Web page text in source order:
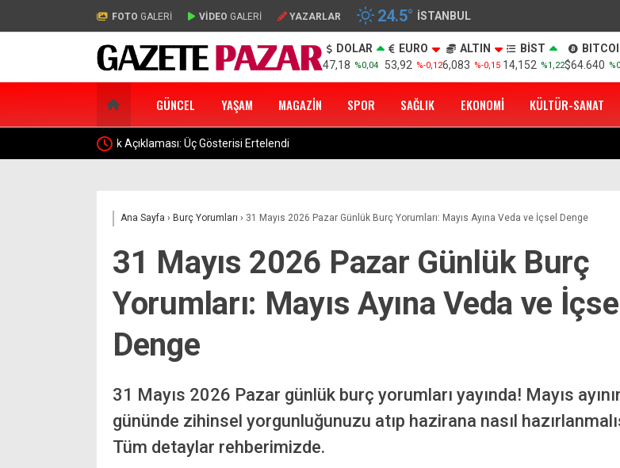
FOTO GALERİ VİDEO GALERİ YAZARLAR 24.5° İSTANBUL
DOLAR
47,18 %0,04
EURO
53,92 %-0,12
ALTIN
6,083 %-0,15
BİST
14,152 %1,22$64.640
GÜNCEL YAŞAM MAGAZIN SPOR SAĞLIK EKONOMI KÜLTÜR-SANAT
Sibel Can 56 Yaşında: Doğum Gününde Gençlik Fotoğrafını Paylaştı
Ana Sayfa › Burç Yorumları › 31 Mayıs 2026 Pazar Günlük Burç Yorumları: Mayıs Ayına Veda ve İçsel Denge
31 Mayıs 2026 Pazar Günlük Burç
Yorumları: Mayıs Ayına Veda ve İçsel
Denge
31 Mayıs 2026 Pazar günlük burç yorumları yayında! Mayıs
gününde zihinsel yorgunluğunuzu atıp hazirana nasıl
Tüm detaylar rehberimizde.